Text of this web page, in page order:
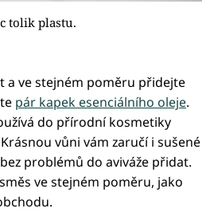
tolik plastu.
a ve stejném poměru přidejte
pár kapek esenciálního oleje.
do přírodní kosmetiky
vůni vám zaručí i sušené
problémů do aviváže přidat.
ve stejném poměru, jako